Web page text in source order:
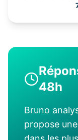
48h
Bruno
propose